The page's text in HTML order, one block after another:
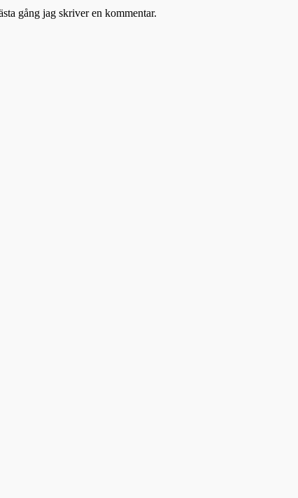
gång jag skriver en kommentar.